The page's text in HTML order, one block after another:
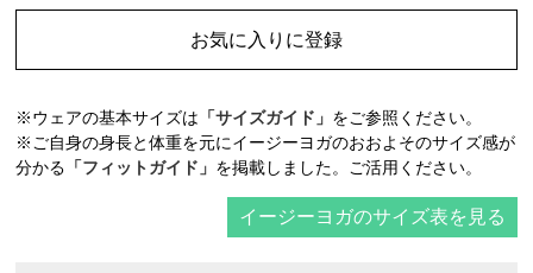
お気に入りに登録
※ウェアの基本サイズは 「サイズガイド」 をご参照ください。
※ご自身の身長と体重を元にイージーヨガのおおよそのサイズ感が
分かる 「フィットガイド」 を掲載しました。ご活用ください。
イージーヨガのサイズ表を見る